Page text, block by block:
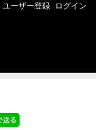
ユーザー登録 ログイン